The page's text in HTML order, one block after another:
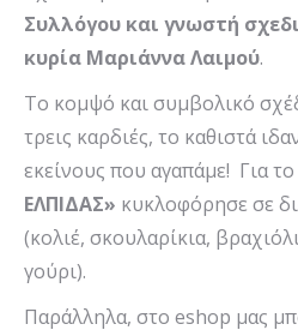
Συλλόγου και γνωστή
κυρία Μαριάννα Λαιμού.
Το κομψό και συμβολικό
τρεις καρδιές, το καθιστά
εκείνους που αγαπάμε! Για το
ΕΛΠΙΔΑΣ» κυκλοφόρησε σε
(κολιέ, σκουλαρίκια,
γούρι).
Παράλληλα, στο eshop μας